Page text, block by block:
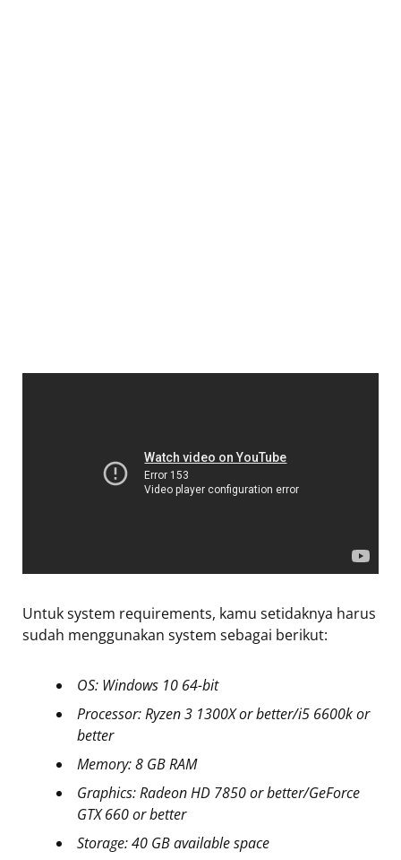
Untuk system requirements, kamu setidaknya harus
sudah menggunakan system sebagai berikut:
OS: Windows 10 64-bit
Processor: Ryzen 3 1300X or better/i5 6600k or
better
Memory: 8 GB RAM
Graphics: Radeon HD 7850 or better/GeForce
GTX 660 or better
Storage: 40 GB available space